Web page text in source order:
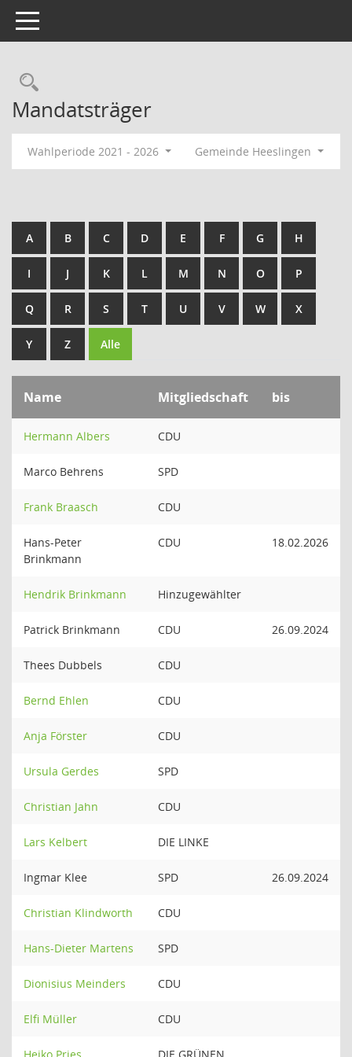
Toggle navigation
Rechercheauswahl
Mandatsträger
Wahlperiode 2021 - 2026 Gemeinde Heeslingen
A B C D E F G H
I J K L M N O P
Q R S T U V W X
Y Z Alle
Name Mitgliedschaft bis
Hermann Albers CDU
Marco Behrens SPD
Frank Braasch CDU
Hans-Peter
Brinkmann
CDU 18.02.2026
Hendrik Brinkmann Hinzugewählter
Patrick Brinkmann CDU 26.09.2024
Thees Dubbels CDU
Bernd Ehlen CDU
Anja Förster CDU
Ursula Gerdes SPD
Christian Jahn CDU
Lars Kelbert DIE LINKE
Ingmar Klee SPD 26.09.2024
Christian Klindworth CDU
Hans-Dieter Martens SPD
Dionisius Meinders CDU
Elfi Müller CDU